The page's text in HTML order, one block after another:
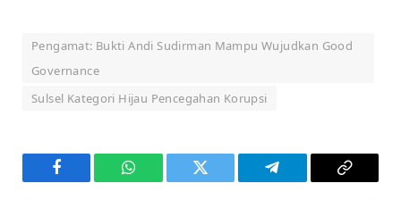
Pengamat: Bukti Andi Sudirman Mampu Wujudkan Good
Governance
Sulsel Kategori Hijau Pencegahan Korupsi
Facebook WhatsAppTwitter Telegram
Copy